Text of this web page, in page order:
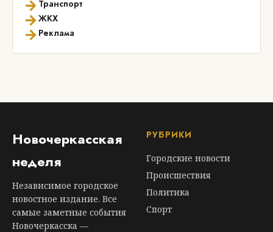
→ Транспорт
→ЖКХ
→ Реклама
Новочеркасская
неделя
Независимое городское
новостное издание. Все
самые заметные события
Новочеркасска —
РУБРИКИ
Городские новости
Происшествия
Политика
Спорт